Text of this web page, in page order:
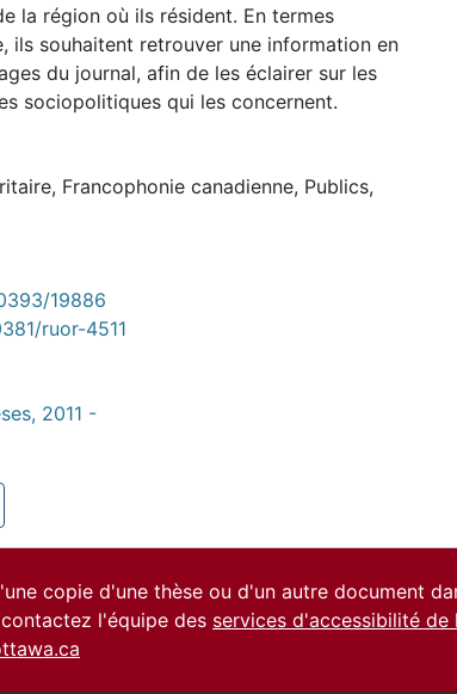
la région où ils résident. En termes
ils souhaitent retrouver une information en
du journal, afin de les éclairer sur les
sociopolitiques qui les concernent.
, Francophonie canadienne, Publics,
19886
ruor-4511
2011 -
copie d'une thèse ou d'un autre document
l'équipe des services d'accessibilité de